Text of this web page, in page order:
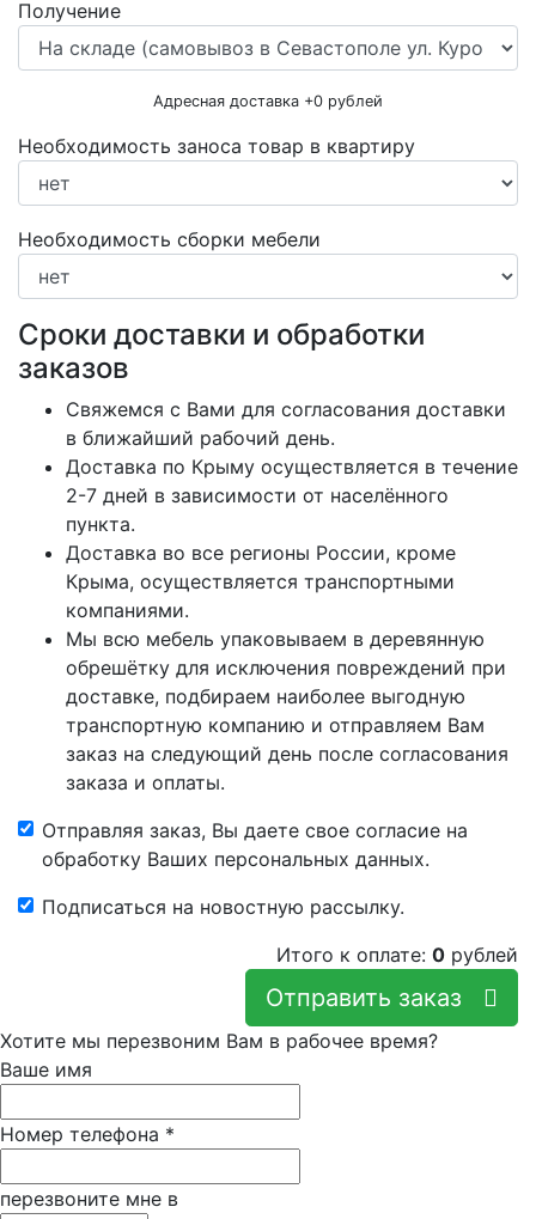
Получение
Адресная доставка +0 рублей
Необходимость заноса товар в квартиру
Необходимость сборки мебели
Сроки доставки и обработки
заказов
Свяжемся с Вами для согласования доставки
в ближайший рабочий день.
Доставка по Крыму осуществляется в течение
2-7 дней в зависимости от населённого
пункта.
Доставка во все регионы России, кроме
Крыма, осуществляется транспортными
компаниями.
Мы всю мебель упаковываем в деревянную
обрешётку для исключения повреждений при
доставке, подбираем наиболее выгодную
транспортную компанию и отправляем Вам
заказ на следующий день после согласования
заказа и оплаты.
Отправляя заказ, Вы даете свое согласие на
обработку Ваших персональных данных.
Подписаться на новостную рассылку.
Итого к оплате: 0 рублей
Хотите мы перезвоним Вам в рабочее время?
Ваше имя
Номер телефона *
перезвоните мне в